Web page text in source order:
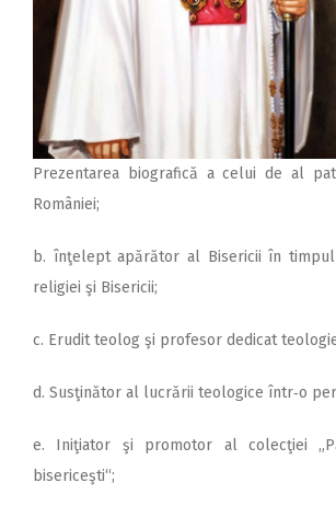
Prezentarea biografică a celui de al
României;
b. înţelept apărător al Bisericii în
religiei şi Bisericii;
c. Erudit teolog şi profesor dedicat
d. Susţinător al lucrării teologice într‑o
e. Iniţiator şi promotor al colecţiei
bisericeşti“;